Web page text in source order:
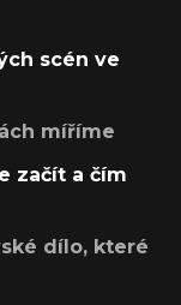
scén ve
míříme
začít a čím
dílo, které